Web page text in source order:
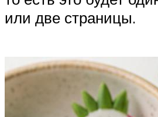
или две страницы.